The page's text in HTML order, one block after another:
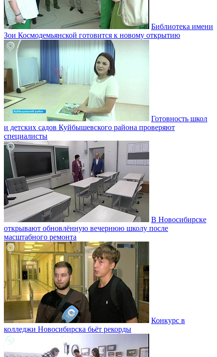
Библиотека имени
Зои Космодемьянской готовится к новому открытию
Готовность школ
и детских садов Куйбышевского района проверяют
специалисты
В Новосибирске
открывают обновлённую вечернюю школу после
масштабного ремонта
Конкурс в
колледжи Новосибирска бьёт рекорды